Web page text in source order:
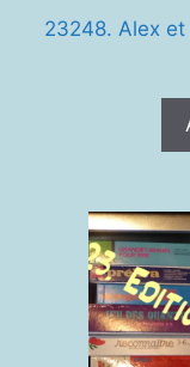
23248. Alex